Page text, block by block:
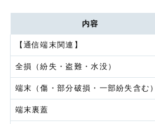
内容
【通信端末関連】
全損（紛失・盗難・水没）
端末（傷・部分破損・一部紛失含む）
端末裏蓋